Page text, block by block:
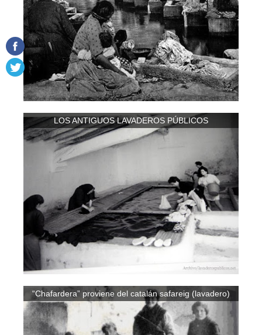
LOS ANTIGUOS LAVADEROS PÚBLICOS
“Chafardera” proviene del catalán safareig (lavadero)